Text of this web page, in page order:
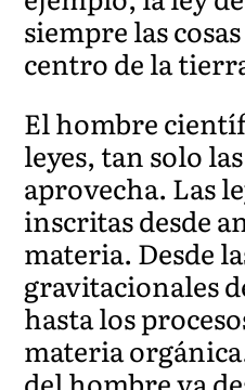
siempre las
centro de la
El hombre
leyes, tan solo
aprovecha. Las
inscritas desde
materia. Desde
gravitacionales
hasta los
materia